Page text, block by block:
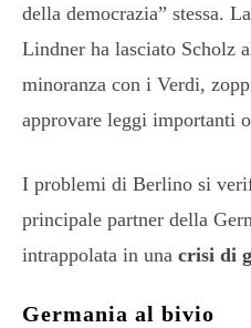
della democrazia” stessa. La
Lindner ha lasciato Scholz
minoranza con i Verdi,
approvare leggi importanti
I problemi di Berlino si
principale partner della
intrappolata in una crisi di
Germania al bivio